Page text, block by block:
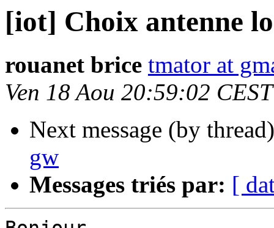
[iot] Choix antenne
rouanet brice tmator at
Ven 18 Aou 20:59:02
Next message (by
gw
Messages triés par: [